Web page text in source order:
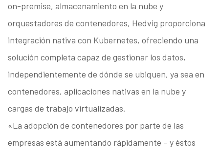
on-premise, almacenamiento en la nube y
orquestadores de contenedores, Hedvig proporciona
integración nativa con Kubernetes, ofreciendo una
solución completa capaz de gestionar los datos,
independientemente de dónde se ubiquen, ya sea en
contenedores, aplicaciones nativas en la nube y
cargas de trabajo virtualizadas.
«La adopción de contenedores por parte de las
empresas está aumentando rápidamente – y éstos